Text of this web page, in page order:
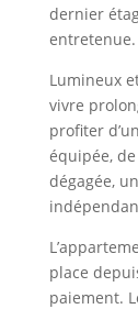
dernier
entretenue.
Lumineux
vivre
profiter
équipée,
dégagée,
place
paiement.